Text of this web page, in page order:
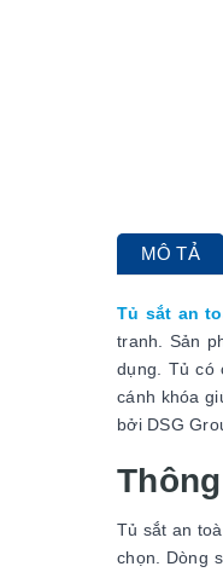
MÔ TẢ
Tủ sắt an
tranh. Sản
dụng. Tủ có
cánh khóa
bởi DSG
Tủ sắt an
chọn. Dòng